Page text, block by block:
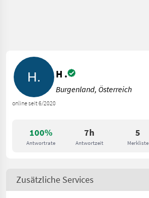
100%
Antwortrate
7h
Antwortzeit
5
Merkliste
online seit 6/2020
H .
Burgenland, Österreich
Zusätzliche Services